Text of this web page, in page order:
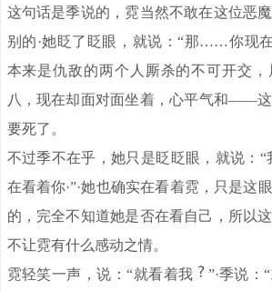
这句话是季说的，霓当然不敢在这位恶
别的·她眨了眨眼，就说：“那……你现
本来是仇敌的两个人厮杀的不可开交，
八，现在却面对面坐着，心平气和——
要死了。
不过季不在乎，她只是眨眨眼，就说：“
在看着你·”·她也确实在看着霓，只是这
的，完全不知道她是否在看自己，所以
不让霓有什么感动之情。
霓轻笑一声，说：“就看着我
”·季说：